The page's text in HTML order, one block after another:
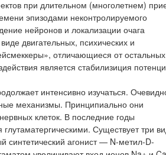
при длительном (многолетнем)
эпизодами неконтролируемого
нейронов и локализации очага
двигательных, психических и
отличающиеся от остальных
является стабилизиция
интенсивно изучаться.
механизмы. Принципиально они
клеток. В последние годы
Существует три
синтетический агонист — N-метил-D-